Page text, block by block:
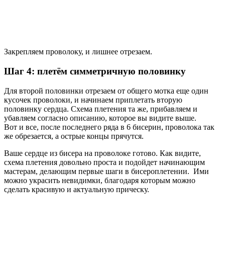
Закрепляем проволоку, и лишнее отрезаем.
Шаг 4: плетём симметричную половинку
Для второй половинки отрезаем от общего мотка еще один
кусочек проволоки, и начинаем приплетать вторую
половинку сердца. Схема плетения та же, прибавляем и
убавляем согласно описанию, которое вы видите выше.
Вот и все, после последнего ряда в 6 бисерин, проволока так
же обрезается, а острые концы прячутся.
Ваше сердце из бисера на проволоке готово. Как видите,
схема плетения довольно проста и подойдет начинающим
мастерам, делающим первые шаги в бисероплетении. Ими
можно украсить невидимки, благодаря которым можно
сделать красивую и актуальную прическу.